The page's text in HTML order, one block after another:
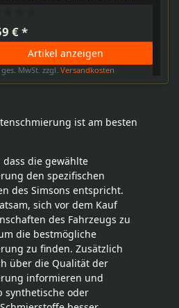
€ *
Artikel anzeigen
MwSt. zzgl.Versandkosten
ist am besten
dass die gewählte
den spezifischen
des Simsons entspricht.
sich vor dem Kauf
des Fahrzeugs zu
die bestmögliche
zu finden. Zusätzlich
über die Qualität der
informieren und
synthetische oder